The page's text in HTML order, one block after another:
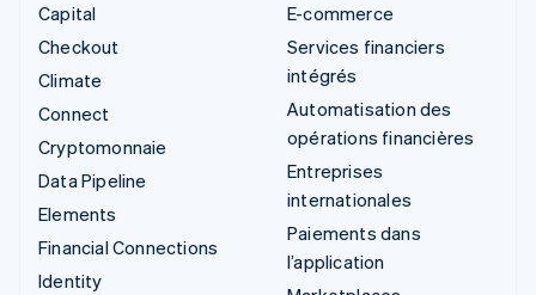
Capital
Checkout
Climate
Connect
Cryptomonnaie
Data Pipeline
Elements
Financial Connections
Identity
E-commerce
Services financiers
intégrés
Automatisation des
opérations financières
Entreprises
internationales
Paiements dans
l’application